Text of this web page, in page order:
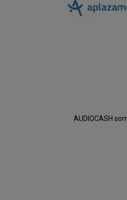
AUDIOCASH